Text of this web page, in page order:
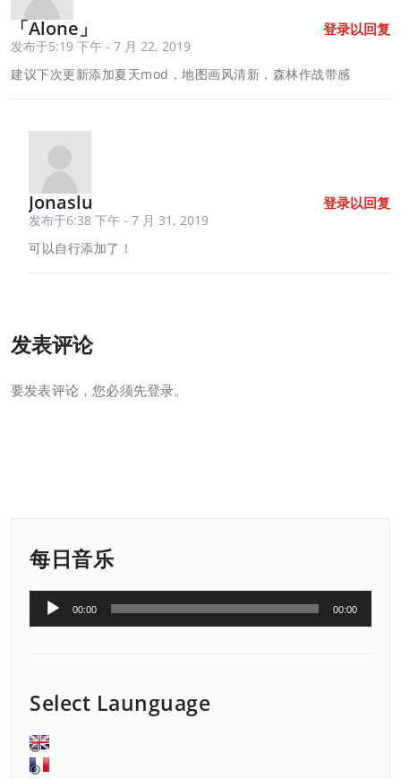
登录以回复
「Alone」
发布于5:19 下午 - 7 月 22, 2019
建议下次更新添加夏天mod，地图画风清新，森林作战带感
登录以回复
Jonaslu
发布于6:38 下午 - 7 月 31, 2019
可以自行添加了！
发表评论
要发表评论，您必须先登录。
每日音乐
频
00:00 00:00
Select Launguage